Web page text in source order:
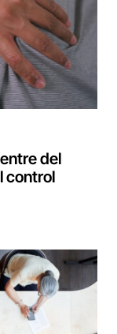
del
control